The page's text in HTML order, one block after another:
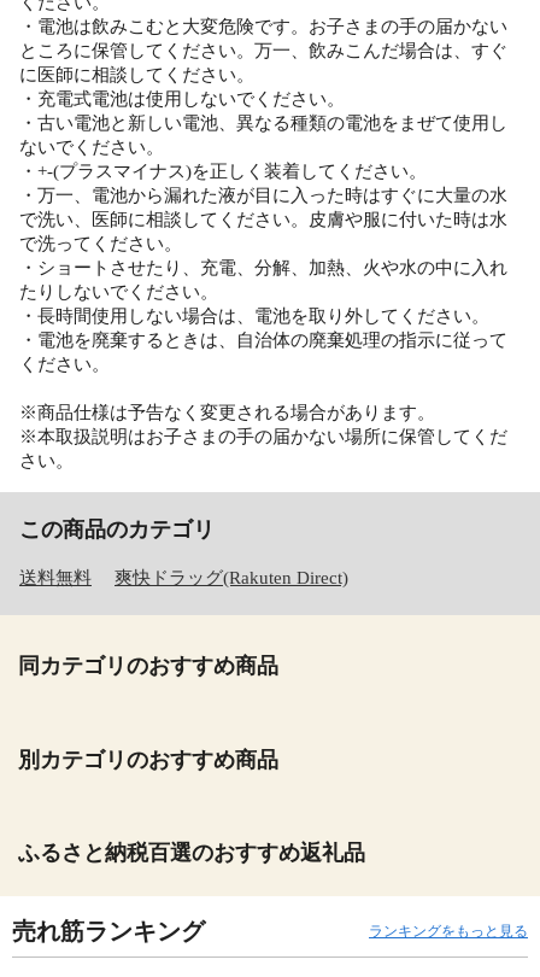
・電池は飲みこむと大変危険です。お子さまの手の届かない
ところに保管してください。万一、飲みこんだ場合は、すぐ
に医師に相談してください。
・充電式電池は使用しないでください。
・古い電池と新しい電池、異なる種類の電池をまぜて使用し
ないでください。
・+-(プラスマイナス)を正しく装着してください。
・万一、電池から漏れた液が目に入った時はすぐに大量の水
で洗い、医師に相談してください。皮膚や服に付いた時は水
で洗ってください。
・ショートさせたり、充電、分解、加熱、火や水の中に入れ
たりしないでください。
・長時間使用しない場合は、電池を取り外してください。
・電池を廃棄するときは、自治体の廃棄処理の指示に従って
ください。
※商品仕様は予告なく変更される場合があります。
※本取扱説明はお子さまの手の届かない場所に保管してくだ
さい。
この商品のカテゴリ
送料無料 爽快ドラッグ(Rakuten Direct)
同カテゴリのおすすめ商品
別カテゴリのおすすめ商品
ふるさと納税百選のおすすめ返礼品
売れ筋ランキング ランキングをもっと見る